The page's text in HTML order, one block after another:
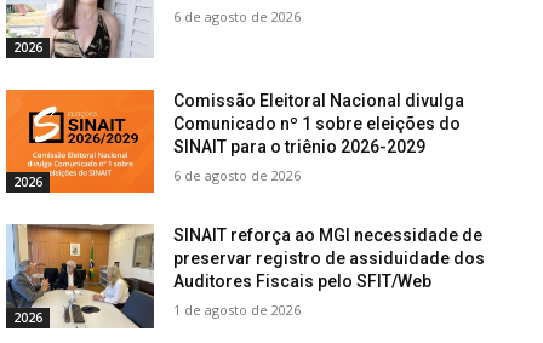
2026
6 de agosto de 2026
2026
Comissão Eleitoral Nacional divulga
Comunicado nº 1 sobre eleições do
SINAIT para o triênio 2026-2029
6 de agosto de 2026
2026
SINAIT reforça ao MGI necessidade de
preservar registro de assiduidade dos
Auditores Fiscais pelo SFIT/Web
1 de agosto de 2026